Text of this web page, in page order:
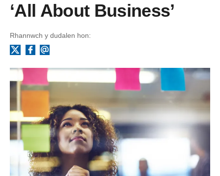
‘All About Business’
Rhannwch y dudalen hon:
Facebook
Ebost